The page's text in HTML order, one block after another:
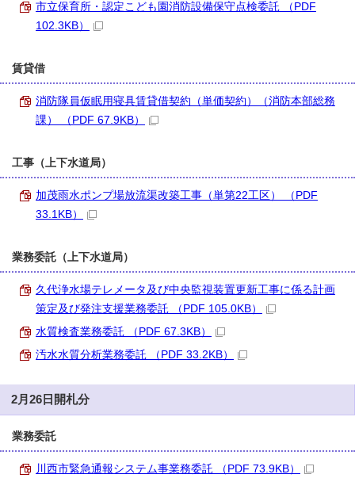
市立保育所・認定こども園消防設備保守点検委託 （PDF
102.3KB）
賃貸借
消防隊員仮眠用寝具賃貸借契約（単価契約）（消防本部総務
課） （PDF 67.9KB）
工事（上下水道局）
加茂雨水ポンプ場放流渠改築工事（単第22工区） （PDF
33.1KB）
業務委託（上下水道局）
久代浄水場テレメータ及び中央監視装置更新工事に係る計画
策定及び発注支援業務委託 （PDF 105.0KB）
水質検査業務委託 （PDF 67.3KB）
汚水水質分析業務委託 （PDF 33.2KB）
2月26日開札分
業務委託
川西市緊急通報システム事業務委託 （PDF 73.9KB）